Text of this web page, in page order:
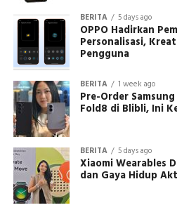
BERITA 5 days ago
OPPO Hadirkan
Personalisasi,
Pengguna
BERITA 1 week ago
Pre-Order
Fold8 di Blibli, Ini
BERITA 5 days ago
Xiaomi Wearables
dan Gaya Hidup